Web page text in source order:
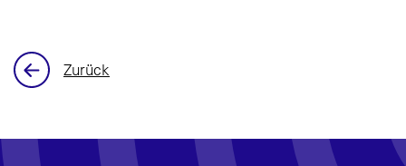
Zurück